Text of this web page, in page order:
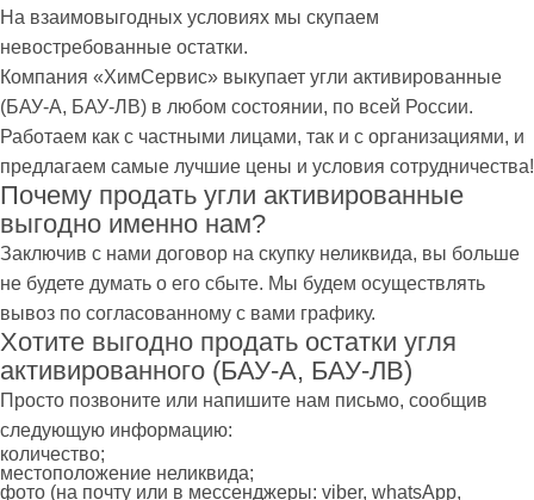
На взаимовыгодных условиях мы скупаем
невостребованные остатки.
Компания «ХимСервис» выкупает угли активированные
(БАУ-А, БАУ-ЛВ) в любом состоянии, по всей России.
Работаем как с частными лицами, так и с организациями, и
предлагаем самые лучшие цены и условия сотрудничества!
Почему продать угли активированные
выгодно именно нам?
Заключив с нами договор на скупку неликвида, вы больше
не будете думать о его сбыте. Мы будем осуществлять
вывоз по согласованному с вами графику.
Хотите выгодно продать остатки угля
активированного (БАУ-А, БАУ-ЛВ)
Просто позвоните или напишите нам письмо, сообщив
следующую информацию:
количество;
местоположение неликвида;
фото (на почту или в мессенджеры: viber, whatsApp,